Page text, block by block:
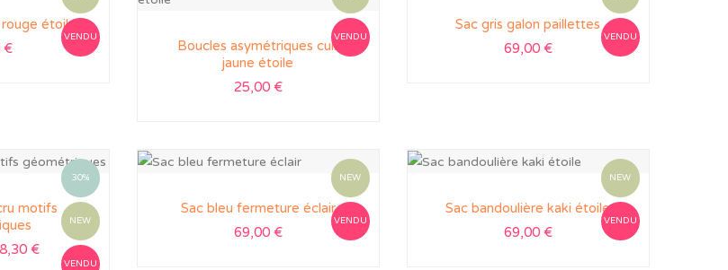
VENDU
étoile
€
VENDU
Boucles asymétriques cuir
jaune étoile
25,00 €
VENDU
Sac gris galon paillettes
69,00 €
30%
NEW
VENDU
motifs
€
NEW
VENDU
Sac bleu fermeture éclair
69,00 €
NEW
VENDU
Sac bandoulière kaki étoile
69,00 €